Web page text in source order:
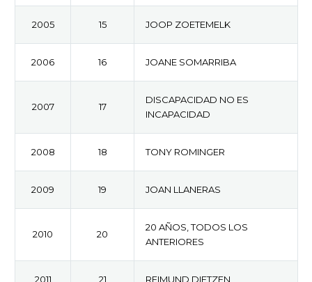
2005 15 JOOP ZOETEMELK
2006 16 JOANE SOMARRIBA
2007 17
DISCAPACIDAD NO ES
INCAPACIDAD
2008 18 TONY ROMINGER
2009 19 JOAN LLANERAS
2010 20
20 AÑOS, TODOS LOS
ANTERIORES
2011 21 REIMUND DIETZEN